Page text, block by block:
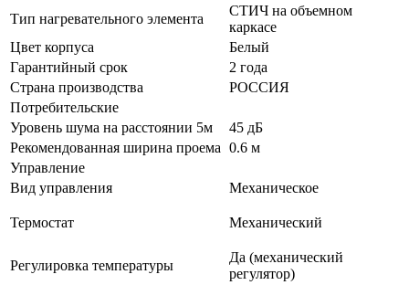
Тип нагревательного элемента
СТИЧ на объемном
каркасе
Цвет корпуса
Белый
Гарантийный срок
2 года
Страна производства
РОССИЯ
Потребительские
Уровень шума на расстоянии 5м
45 дБ
Рекомендованная ширина проема 0.6 м
Управление
Вид управления
Механическое
Термостат Механический
Регулировка температуры
Да (механический
регулятор)